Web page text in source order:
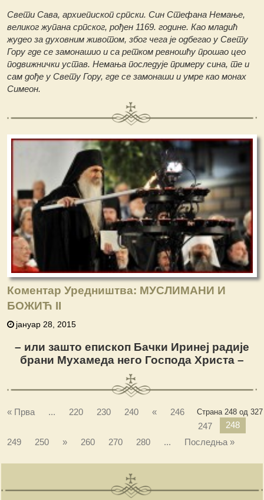
Свети Сава, архиепископ српски. Син Стефана Немање,
великог жупана српског, рођен 1169. године. Као младић
жудео за духовним животом, због чега је одбегао у Свету
Гору где се замонашио и са ретком ревношћу прошао цео
подвижнички устав. Немања последује примеру сина, те и
сам дође у Свету Гору, где се замонаши и умре као монах
Симеон.
Коментар Уредништва: МУСЛИМАНИ И
БОЖИЋ II
јануар 28, 2015
– или зашто епископ Бачки Иринеј радије
брани Мухамеда него Господа Христа –
Страна 248 од 327
« Прва ... 220 230 240 «
246
247
248
249
250 » 260 270 280 ... Последња »